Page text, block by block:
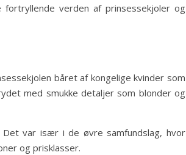
verden af prinsessekjoler og
båret af kongelige kvinder som
med smukke detaljer som blonder og
var især i de øvre samfundslag, hvor
og prisklasser.